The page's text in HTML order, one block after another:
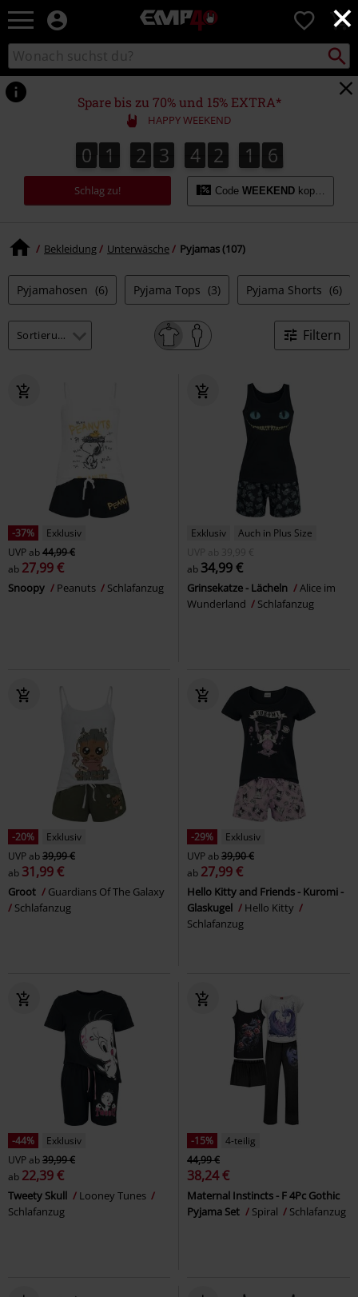
×
EMP
Merchandise
-
Shop
Rock
&
Entertainment
0
Katalog
durchsuchen
suchen
Spare bis zu 70% und 15% EXTRA*
HAPPY WEEKEND
0
0 1
1 2
2 3
3 4
4 2
2 1
1
1
1 4
5
4
6
5
Schlag zu! Code WEEKEND kopieren
Bekleidung Unterwäsche Pyjamas (107)
Pyjamahosen (6) Pyjama Tops (3) Pyjama Shorts (6)
Filtern
-37%
Exklusiv
UVPab44,99 €
ab 27,99 €
Snoopy Peanuts Schlafanzug
Exklusiv
Auch in Plus Size
UVP
ab
39,99 €
ab 34,99 €
Grinsekatze - Lächeln
Alice im
Wunderland
Schlafanzug
-20%
Exklusiv
UVPab39,99 €
ab 31,99 €
Groot
Guardians Of The Galaxy
Schlafanzug
-29%
Exklusiv
UVPab39,90 €
ab 27,99 €
Hello Kitty and Friends - Kuromi -
Glaskugel
Hello Kitty
Schlafanzug
-44%
Exklusiv
UVPab39,99 €
ab 22,39 €
Tweety Skull
Looney Tunes
Schlafanzug
-15%
4-teilig
44,99 €
38,24 €
Maternal Instincts - F 4Pc Gothic
Pyjama Set
Spiral Schlafanzug